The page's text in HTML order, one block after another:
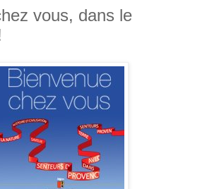
vous, dans le